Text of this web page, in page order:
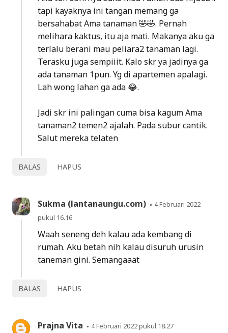
tapi kayaknya ini tangan memang ga
bersahabat Ama tanaman 🤣🤣. Pernah
melihara kaktus, itu aja mati. Makanya aku ga
terlalu berani mau peliara2 tanaman lagi.
Terasku juga sempiiit. Kalo skr ya jadinya ga
ada tanaman 1pun. Yg di apartemen apalagi.
Lah wong lahan ga ada 😂.
Jadi skr ini palingan cuma bisa kagum Ama
tanaman2 temen2 ajalah. Pada subur cantik.
Salut mereka telaten
BALAS HAPUS
Sukma (lantanaungu.com)
4 Februari 2022
pukul 16.16
Waah seneng deh kalau ada kembang di
rumah. Aku betah nih kalau disuruh urusin
taneman gini. Semangaaat
BALAS HAPUS
Prajna Vita 4 Februari 2022 pukul 18.27